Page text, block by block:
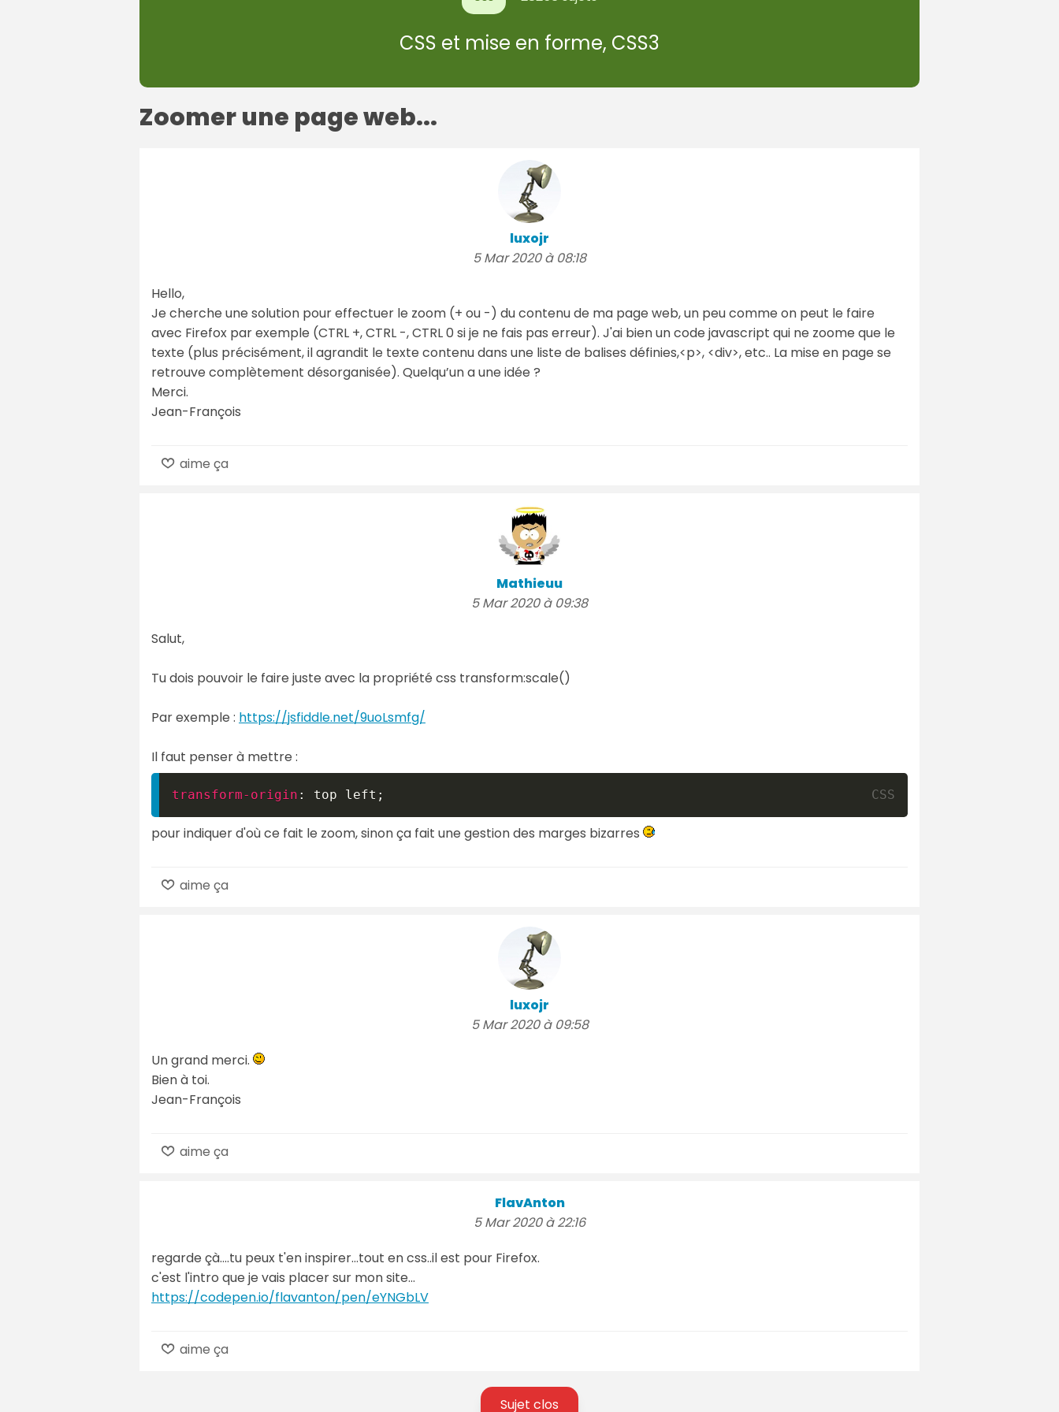
CSS et mise en forme, CSS3
Zoomer une page web...
luxojr
5 Mar 2020 à 08:18
Hello,
Je cherche une solution pour effectuer le zoom (+ ou -) du contenu de ma page web, un peu comme on peut le faire
avec Firefox par exemple (CTRL +, CTRL -, CTRL 0 si je ne fais pas erreur). J'ai bien un code javascript qui ne zoome que le
texte (plus précisément, il agrandit le texte contenu dans une liste de balises définies,<p>, <div>, etc.. La mise en page se
retrouve complètement désorganisée). Quelqu’un a une idée ?
Merci.
Jean-François
aime ça
Mathieuu
5 Mar 2020 à 09:38
Salut,
Tu dois pouvoir le faire juste avec la propriété css transform:scale()
Par exemple : https://jsfiddle.net/9uoLsmfg/
Il faut penser à mettre :
transform-origin : top left ;
pour indiquer d'où ce fait le zoom, sinon ça fait une gestion des marges bizarres
aime ça
luxojr
5 Mar 2020 à 09:58
Un grand merci.
Bien à toi.
Jean-François
aime ça
FlavAnton
5 Mar 2020 à 22:16
regarde çà....tu peux t'en inspirer...tout en css..il est pour Firefox.
c'est l'intro que je vais placer sur mon site...
https://codepen.io/flavanton/pen/eYNGbLV
aime ça
Sujet clos